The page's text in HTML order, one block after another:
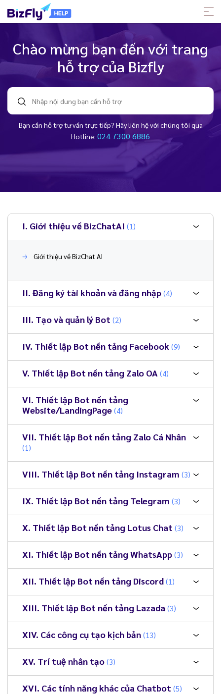
Chào mừng bạn đến với trang
hỗ trợ của Bizfly
Bạn cần hỗ trợ tư vấn trực tiếp? Hãy liên hệ với chúng tôi qua
Hotline: 024 7300 6886
I. Giới thiệu về BizChatAI (1)
Giới thiệu về BizChat AI
II. Đăng ký tài khoản và đăng nhập (4)
III. Tạo và quản lý Bot (2)
IV. Thiết lập Bot nền tảng Facebook (9)
V. Thiết lập Bot nền tảng Zalo OA (4)
VI. Thiết lập Bot nền tảng
Website/LandingPage (4)
VII. Thiết lập Bot nền tảng Zalo Cá Nhân
(1)
VIII. Thiết lập Bot nền tảng Instagram (3)
IX. Thiết lập Bot nền tảng Telegram (3)
X. Thiết lập Bot nền tảng Lotus Chat (3)
XI. Thiết lập Bot nền tảng WhatsApp (3)
XII. Thiết lập Bot nền tảng Discord (1)
XIII. Thiết lập Bot nền tảng Lazada (3)
XIV. Các công cụ tạo kịch bản (13)
XV. Trí tuệ nhân tạo (3)
XVI. Các tính năng khác của Chatbot (5)